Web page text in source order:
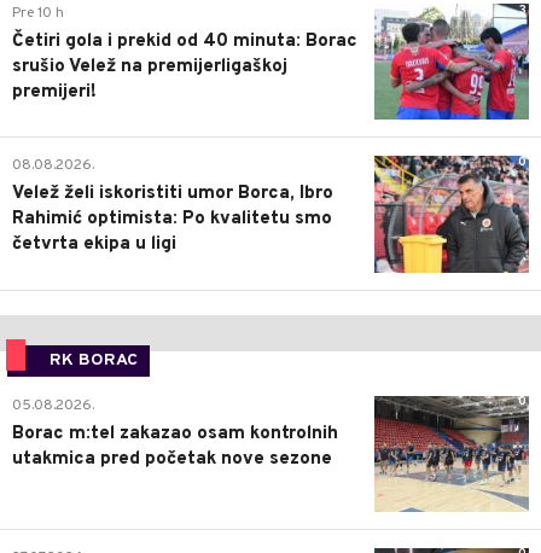
3
Pre 10 h
Četiri gola i prekid od 40 minuta: Borac
srušio Velež na premijerligaškoj
premijeri!
0
08.08.2026.
Velež želi iskoristiti umor Borca, Ibro
Rahimić optimista: Po kvalitetu smo
četvrta ekipa u ligi
RK BORAC
0
05.08.2026.
Borac m:tel zakazao osam kontrolnih
utakmica pred početak nove sezone